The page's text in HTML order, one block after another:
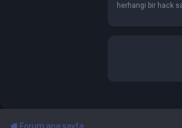
herhangi bir hack